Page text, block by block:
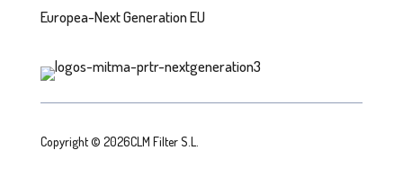
Europea-Next Generation EU
Copyright © 2026CLM Filter S.L.